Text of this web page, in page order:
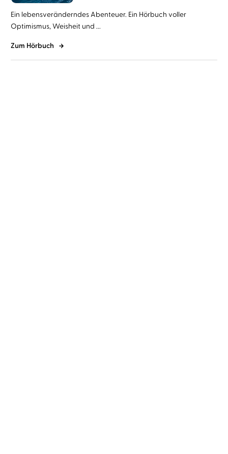
Ein lebensveränderndes Abenteuer. Ein Hörbuch voller
Optimismus, Weisheit und ...
Zum Hörbuch